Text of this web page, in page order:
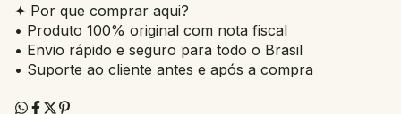
✦ Por que comprar aqui?
• Produto 100% original com nota fiscal
• Envio rápido e seguro para todo o Brasil
• Suporte ao cliente antes e após a compra